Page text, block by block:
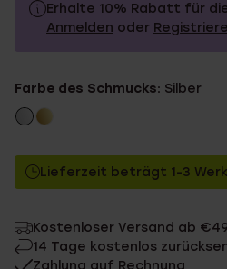
Erhalte 10% Rabatt für
Anmelden oder
Ohne Mitgliederrabatt
Farbe des Schmucks: Silber
Lieferzeit beträgt 1-3
Kostenloser Versand ab
14 Tage kostenlos
Zahlung auf Rechnung